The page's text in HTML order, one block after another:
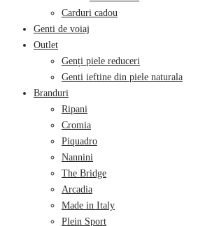
Carduri cadou
Genti de voiaj
Outlet
Genți piele reduceri
Genti ieftine din piele naturala
Branduri
Ripani
Cromia
Piquadro
Nannini
The Bridge
Arcadia
Made in Italy
Plein Sport